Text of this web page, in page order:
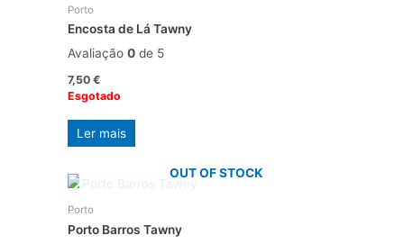
Porto
Encosta de Lá Tawny
Avaliação 0de 5
7,50 €
Esgotado
Ler mais
OUT OF STOCK
Porto
Porto Barros Tawny